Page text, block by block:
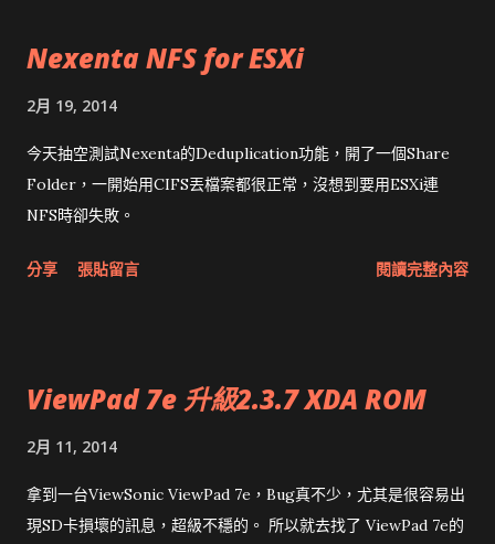
Nexenta NFS for ESXi
2月 19, 2014
今天抽空測試Nexenta的Deduplication功能，開了一個Share
Folder，一開始用CIFS丟檔案都很正常，沒想到要用ESXi連
NFS時卻失敗。
分享 張貼留言 閱讀完整內容
ViewPad 7e 升級2.3.7 XDA ROM
2月 11, 2014
拿到一台ViewSonic ViewPad 7e，Bug真不少，尤其是很容易出
現SD卡損壞的訊息，超級不穩的。 所以就去找了 ViewPad 7e的